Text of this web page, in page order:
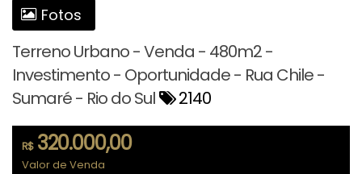
Fotos
Terreno Urbano - Venda - 480m2 -
Investimento - Oportunidade - Rua Chile -
Sumaré - Rio do Sul
2140
R$320.000,00
Valor de Venda